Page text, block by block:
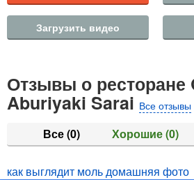
Загрузить видео
Отзывы о ресторане
Aburiyaki Sarai Все отзывы
Все(0) Хорошие(0)
как выглядит моль домашняя фото